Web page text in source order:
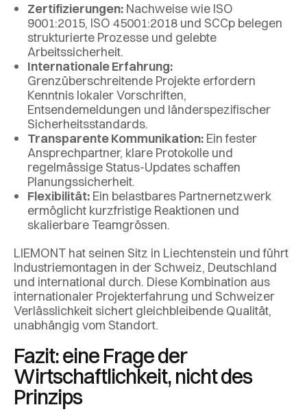
Zertifizierungen: Nachweise wie ISO
9001:2015, ISO 45001:2018 und SCCp belegen
strukturierte Prozesse und gelebte
Arbeitssicherheit.
Internationale Erfahrung:
Grenzüberschreitende Projekte erfordern
Kenntnis lokaler Vorschriften,
Entsendemeldungen und länderspezifischer
Sicherheitsstandards.
Transparente Kommunikation: Ein fester
Ansprechpartner, klare Protokolle und
regelmässige Status-Updates schaffen
Planungssicherheit.
Flexibilität: Ein belastbares Partnernetzwerk
ermöglicht kurzfristige Reaktionen und
skalierbare Teamgrössen.
LIEMONT hat seinen Sitz in Liechtenstein und führt
Industriemontagen in der Schweiz, Deutschland
und international durch. Diese Kombination aus
internationaler Projekterfahrung und Schweizer
Verlässlichkeit sichert gleichbleibende Qualität,
unabhängig vom Standort.
Fazit: eine Frage der
Wirtschaftlichkeit, nicht des
Prinzips